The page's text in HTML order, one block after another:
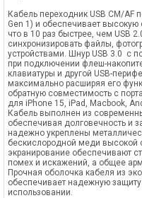
Кабель переходник USB CM/AF
Gen 1) и обеспечивает
что в 10 раз быстрее, чем USB
синхронизировать файлы,
устройствами. Шнур USB 3.0 с
при подключении флеш-
клавиатуры и другой USB-
максимально расширяя его
обратную совместимость с
для iPhone 15, iPad, Macbook,
Кабель выполнен из
обеспечивая долговечность и
надежно укреплены
бескислородной меди высокой
экранирование обеспечивают
помех и искажений, а общее
Прочная оболочка кабеля из
обеспечивает надежную
использовании.